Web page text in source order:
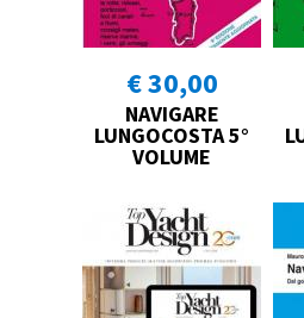
€ 30,00
NAVIGARE
LUNGOCOSTA 5°
VOLUME